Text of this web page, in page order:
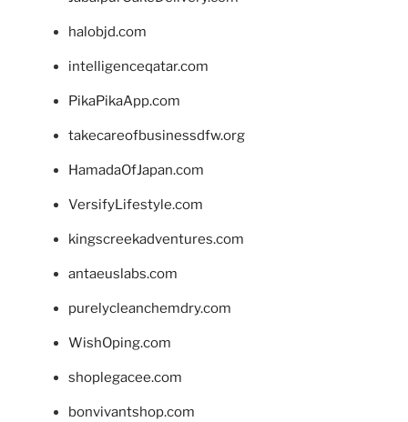
halobjd.com
intelligenceqatar.com
PikaPikaApp.com
takecareofbusinessdfw.org
HamadaOfJapan.com
VersifyLifestyle.com
kingscreekadventures.com
antaeuslabs.com
purelycleanchemdry.com
WishOping.com
shoplegacee.com
bonvivantshop.com